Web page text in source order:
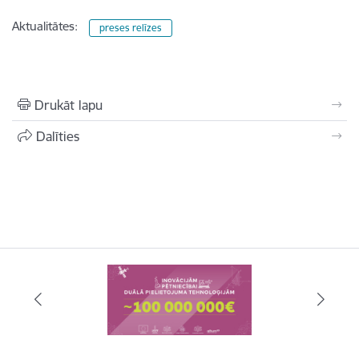
Aktualitātes: preses relīzes
Drukāt lapu
Dalīties